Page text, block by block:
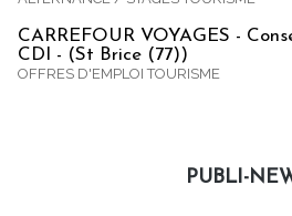
CARREFOUR VOYAGES -
CDI - (St Brice (77))
OFFRES D'EMPLOI TOURISME
PUBLI-